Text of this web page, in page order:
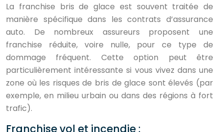
La franchise bris de glace est souvent traitée de
manière spécifique dans les contrats d’assurance
auto. De nombreux assureurs proposent une
franchise réduite, voire nulle, pour ce type de
dommage fréquent. Cette option peut être
particulièrement intéressante si vous vivez dans une
zone où les risques de bris de glace sont élevés (par
exemple, en milieu urbain ou dans des régions à fort
trafic).
Franchise vol et incendie :